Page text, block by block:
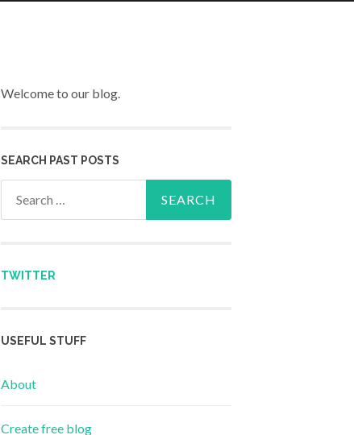
Welcome to our blog.
SEARCH PAST POSTS
TWITTER
USEFUL STUFF
About
Create free blog